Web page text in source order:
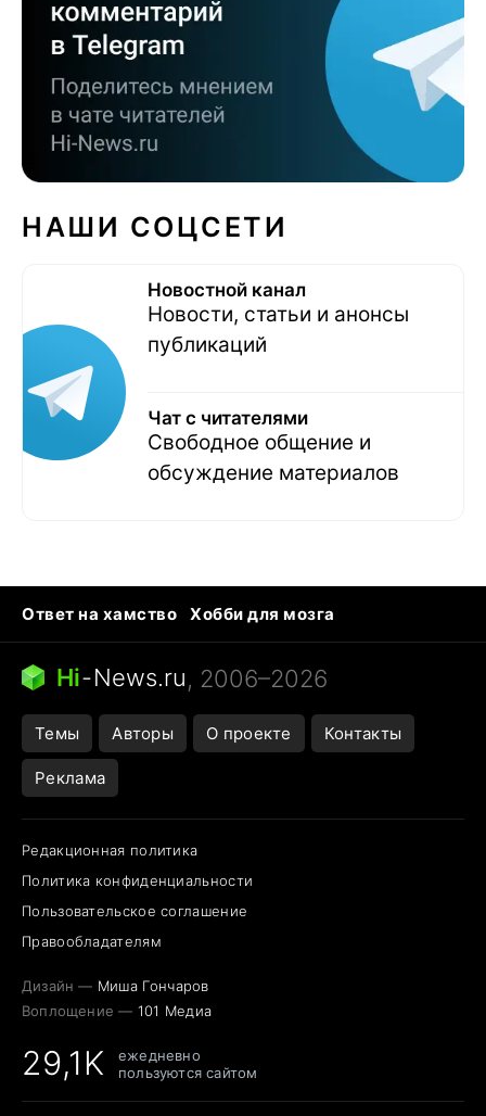
НАШИ СОЦСЕТИ
Новостной канал
Новости, статьи и анонсы
публикаций
Чат с читателями
Свободное общение и
обсуждение материалов
Ответ на хамство
Хобби для мозга
Бензин 100 и 95
Тунцы в океанариуме
Следующая пандемия
Hi-News.ru, 2006–2026
Темы Авторы О проекте Контакты
Реклама
Редакционная политика
Политика конфиденциальности
Пользовательское соглашение
Правообладателям
Дизайн — Миша Гончаров
Воплощение — 101 Медиа
29,1K
ежедневно
пользуются сайтом